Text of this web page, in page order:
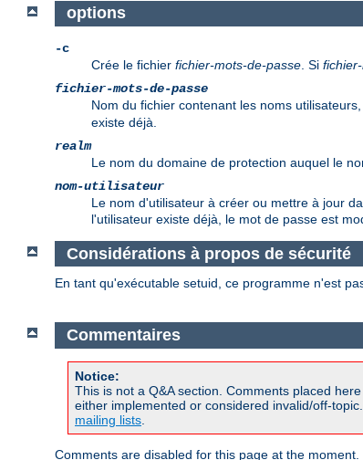
options
-c
Crée le fichier fichier-mots-de-passe . Si
fichier-mots-de-passe
Nom du fichier contenant les noms
existe déjà.
realm
Le nom du domaine de protection auquel le
nom-utilisateur
Le nom d'utilisateur à créer ou mettre à jour
l'utilisateur existe déjà, le mot de passe est
Considérations à propos de sécurité
En tant qu'exécutable setuid, ce programme n'est
Commentaires
Notice:
This is not a Q&A section. Comments placed
either implemented or considered invalid/off-
mailing lists
Comments are disabled for this page at the moment.